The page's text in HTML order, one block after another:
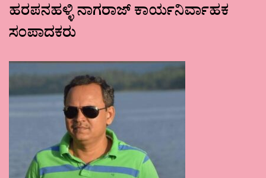
ಹರಪನಹಳ್ಳಿ ನಾಗರಾಜ್ ಕಾರ್ಯನಿರ್ವಾಹಕ
ಸಂಪಾದಕರು